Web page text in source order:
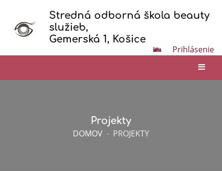
Stredná odborná škola beauty
služieb,
Gemerská 1, Košice
Prihlásenie
Projekty
DOMOV - PROJEKTY